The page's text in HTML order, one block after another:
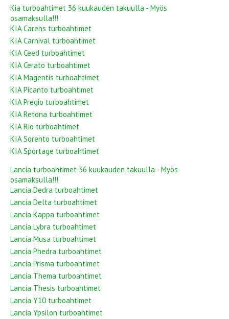
Kia turboahtimet 36 kuukauden takuulla - Myös
osamaksulla!!!
KIA Carens turboahtimet
KIA Carnival turboahtimet
KIA Ceed turboahtimet
KIA Cerato turboahtimet
KIA Magentis turboahtimet
KIA Picanto turboahtimet
KIA Pregio turboahtimet
KIA Retona turboahtimet
KIA Rio turboahtimet
KIA Sorento turboahtimet
KIA Sportage turboahtimet
Lancia turboahtimet 36 kuukauden takuulla - Myös
osamaksulla!!!
Lancia Dedra turboahtimet
Lancia Delta turboahtimet
Lancia Kappa turboahtimet
Lancia Lybra turboahtimet
Lancia Musa turboahtimet
Lancia Phedra turboahtimet
Lancia Prisma turboahtimet
Lancia Thema turboahtimet
Lancia Thesis turboahtimet
Lancia Y10 turboahtimet
Lancia Ypsilon turboahtimet